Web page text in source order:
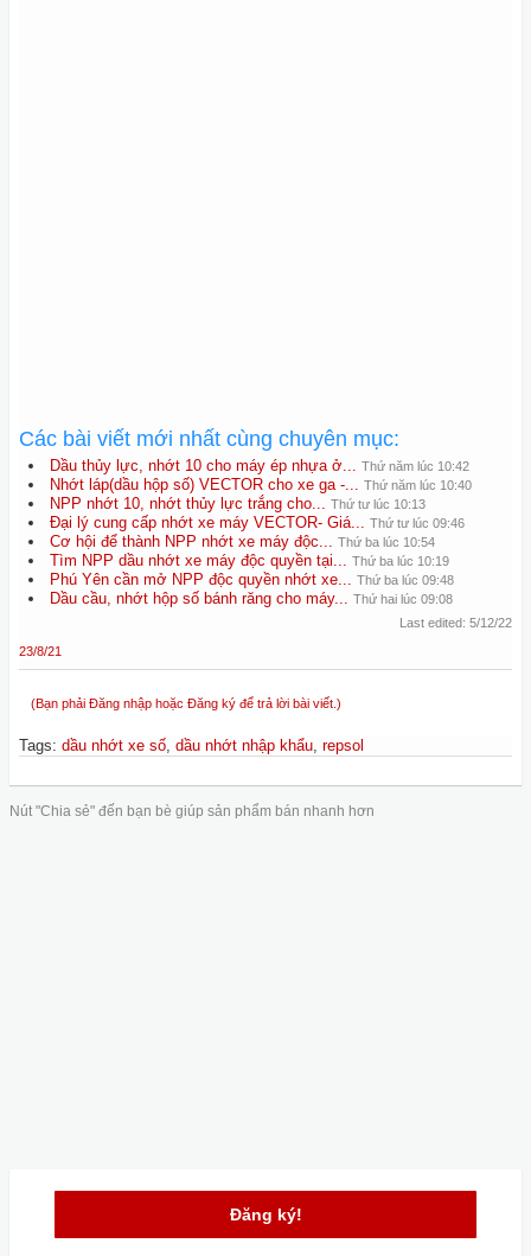
Các bài viết mới nhất cùng chuyên mục:
Dầu thủy lực, nhớt 10 cho máy ép nhựa ở... Thứ năm lúc 10:42
Nhớt láp(dầu hộp số) VECTOR cho xe ga -... Thứ năm lúc 10:40
NPP nhớt 10, nhớt thủy lực trắng cho... Thứ tư lúc 10:13
Đại lý cung cấp nhớt xe máy VECTOR- Giá... Thứ tư lúc 09:46
Cơ hội để thành NPP nhớt xe máy độc... Thứ ba lúc 10:54
Tìm NPP dầu nhớt xe máy độc quyền tại... Thứ ba lúc 10:19
Phú Yên cần mở NPP độc quyền nhớt xe... Thứ ba lúc 09:48
Dầu cầu, nhớt hộp số bánh răng cho máy... Thứ hai lúc 09:08
Last edited: 5/12/22
23/8/21
(Bạn phải Đăng nhập hoặc Đăng ký để trả lời bài viết.)
Tags: dầu nhớt xe số, dầu nhớt nhập khẩu, repsol
Nút "Chia sẻ" đến bạn bè giúp sản phẩm bán nhanh hơn
Đăng ký!